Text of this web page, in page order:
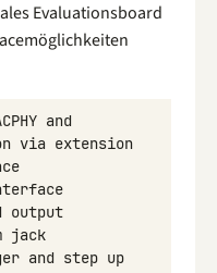
Evaluationsboard
and
via extension
output
jack
and step up